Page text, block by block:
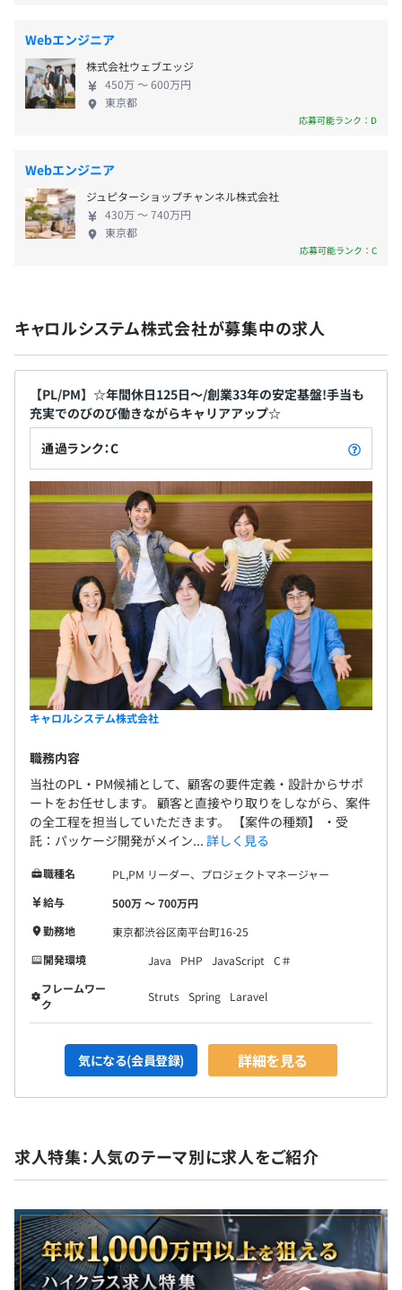
・開発ツール：Eclipse（Java／PHP開発）、
VisualStudio（.NET開発）、Putty／TeraTerm（サーバ
構築）
・プロジェクト管理：Redmine、Backlog、（MSProject
想サーバ（クラウド環境を利用する場合もあり）
・社内ツール：
∟グループウェア：Googleのチャットでメールやカレン
ダー、ドキュメント管理等を実施
半期ごとの人事考課面談をおこなっています。
・子ども手当
・役職手当
年1回（6月）
社会保険完備（健康保険・厚生年金加入・雇用保険・労災
3カ月（待遇の変更はありません）
った案件まで多彩です。1,000万以下の案件～数億円
の案件までスキルや経験に合わせて、最適な案件に
アサインします。 将来は、1次請けのパートナーとし
て、お客様と直接やり取りをしながら業務推進をお
こなう上流工程にもステップアップ可能です。多種多
動から参加できます。PGから経営者、コンサルタン
ト、PMなど、エンジニアの可能性を追求できる環境
です！
Webエンジニア
株式会社ウェブエッジ
450万 〜 600万円
東京都
応募可能ランク：D
Webエンジニア
ジュピターショップチャンネル株式会社
430万 〜 740万円
東京都
応募可能ランク：C
キャロルシステム株式会社が募集中の求人
【PL/PM】☆年間休日125日～/創業33年の安定基盤!手当も
充実でのびのび働きながらキャリアアップ☆
通過ランク：C
キャロルシステム株式会社
職務内容
当社のPL・PM候補として、顧客の要件定義・設計からサポ
ートをお任せします。 顧客と直接やり取りをしながら、案件
の全工程を担当していただきます。 【案件の種類】 ・受
託：パッケージ開発がメイン... 詳しく見る
職種名
PL,PM リーダー、プロジェクトマネージャー
給与
500万 〜 700万円
勤務地
東京都渋谷区南平台町16-25
開発環境
Java PHP JavaScript
C＃
フレームワー
ク
Struts Spring Laravel
気になる(会員登録) 詳細を見る
求人特集：人気のテーマ別に求人をご紹介